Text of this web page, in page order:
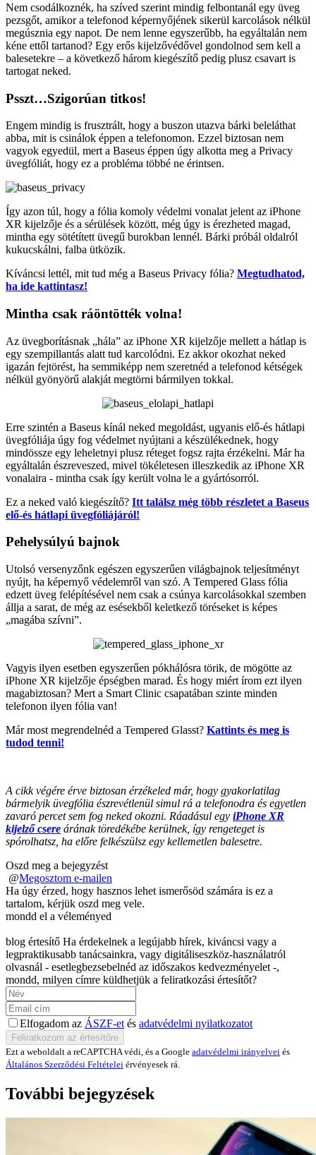
Nem csodálkoznék, ha szíved szerint mindig felbontanál egy üveg
pezsgőt, amikor a telefonod képernyőjének sikerül karcolások nélkül
megúsznia egy napot. De nem lenne egyszerűbb, ha egyáltalán nem
kéne ettől tartanod? Egy erős kijelzővédővel gondolnod sem kell a
balesetekre – a következő három kiegészítő pedig plusz csavart is
tartogat neked.
Psszt…Szigorúan titkos!
Engem mindig is frusztrált, hogy a buszon utazva bárki beleláthat
abba, mit is csinálok éppen a telefonomon. Ezzel biztosan nem
vagyok egyedül, mert a Baseus éppen úgy alkotta meg a Privacy
üvegfóliát, hogy ez a probléma többé ne érintsen.
Így azon túl, hogy a fólia komoly védelmi vonalat jelent az iPhone
XR kijelzője és a sérülések között, még úgy is érezheted magad,
mintha egy sötétített üvegű burokban lennél. Bárki próbál oldalról
kukucskálni, falba ütközik.
Kíváncsi lettél, mit tud még a Baseus Privacy fólia? Megtudhatod,
ha ide kattintasz!
Mintha csak ráöntötték volna!
Az üvegborításnak „hála” az iPhone XR kijelzője mellett a hátlap is
egy szempillantás alatt tud karcolódni. Ez akkor okozhat neked
igazán fejtörést, ha semmiképp nem szeretnéd a telefonod kétségek
nélkül gyönyörű alakját megtörni bármilyen tokkal.
Erre szintén a Baseus kínál neked megoldást, ugyanis elő-és hátlapi
üvegfóliája úgy fog védelmet nyújtani a készülékednek, hogy
mindössze egy leheletnyi plusz réteget fogsz rajta érzékelni. Már ha
egyáltalán észreveszed, mivel tökéletesen illeszkedik az iPhone XR
vonalaira - mintha csak így került volna le a gyártósorról.
Ez a neked való kiegészítő? Itt találsz még több részletet a Baseus
elő-és hátlapi üvegfóliájáról!
Pehelysúlyú bajnok
Utolsó versenyzőnk egészen egyszerűen világbajnok teljesítményt
nyújt, ha képernyő védelemről van szó. A Tempered Glass fólia
edzett üveg felépítésével nem csak a csúnya karcolásokkal szemben
állja a sarat, de még az esésekből keletkező töréseket is képes
„magába szívni”.
Vagyis ilyen esetben egyszerűen pókhálósra törik, de mögötte az
iPhone XR kijelzője épségben marad. És hogy miért írom ezt ilyen
magabiztosan? Mert a Smart Clinic csapatában szinte minden
telefonon ilyen fólia van!
Már most megrendelnéd a Tempered Glasst? Kattints és meg is
tudod tenni!
A cikk végére érve biztosan érzékeled már, hogy gyakorlatilag
bármelyik üvegfólia észrevétlenül simul rá a telefonodra és egyetlen
zavaró percet sem fog neked okozni. Ráadásul egy iPhone XR
kijelző csere árának töredékébe kerülnek, így rengeteget is
spórolhatsz, ha előre felkészülsz egy kellemetlen balesetre.
Oszd meg a bejegyzést
@Megosztom e-mailen
Ha úgy érzed, hogy hasznos lehet ismerősöd számára is ez a
tartalom, kérjük oszd meg vele.
mondd el a véleményed
blog értesítő Ha érdekelnek a legújabb hírek, kiváncsi vagy a
legpraktikusabb tanácsainkra, vagy digitáliseszköz-használatról
olvasnál - esetlegbezsebelnéd az időszakos kedvezményelet -,
mondd, milyen címre küldhetjük a feliratkozási értesítőt?
Elfogadom az ÁSZF-et és adatvédelmi nyilatkozatot
Ezt a weboldalt a reCAPTCHA védi, és a Google adatvédelmi irányelvei és
Általános Szerződési Feltételei érvényesek rá.
További bejegyzések